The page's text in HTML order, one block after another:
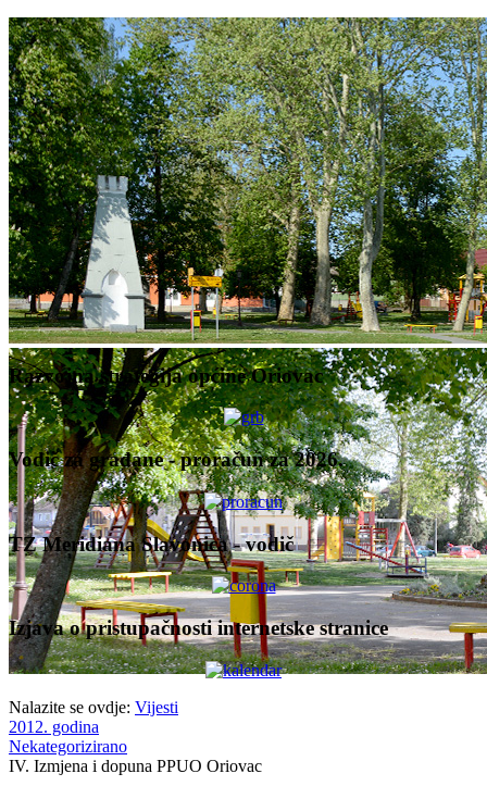
Razvojna strategija općine Oriovac
Vodič za građane - proračun za 2026.
TZ Meridiana Slavonica - vodič
Izjava o pristupačnosti internetske stranice
Nalazite se ovdje: Vijesti
2012. godina
Nekategorizirano
IV. Izmjena i dopuna PPUO Oriovac